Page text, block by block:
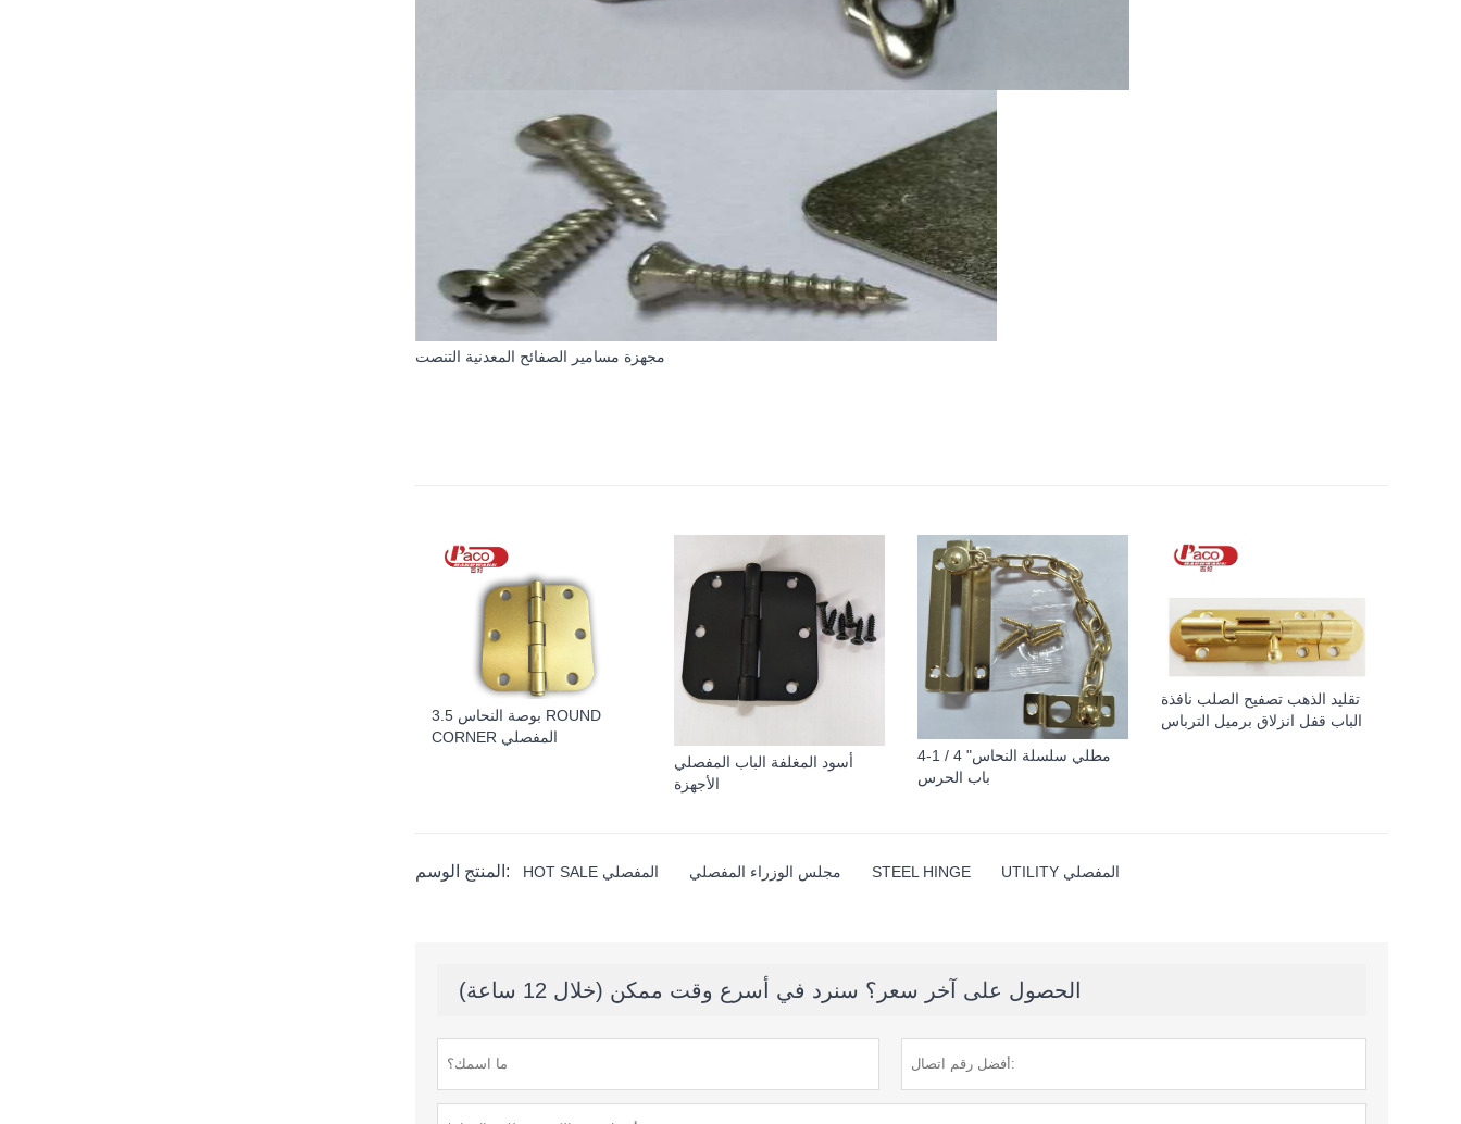
مجهزة مسامير الصفائح المعدنية التنصت
3.5 بوصة النحاس ROUND
CORNER المفصلي
أسود المغلفة الباب المفصلي
الأجهزة
4-1 / 4 "مطلي سلسلة النحاس
باب الحرس
تقليد الذهب تصفيح الصلب نافذة
الباب قفل انزلاق برميل الترباس
المنتج الوسم: HOT SALE المفصلي مجلس الوزراء المفصلي STEEL HINGE UTILITY المفصلي
الحصول على آخر سعر؟ سنرد في أسرع وقت ممكن (خلال 12 ساعة)